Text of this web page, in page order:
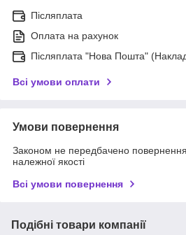
Післяплата
Оплата на рахунок
Післяплата "Нова Пошта"
Всі умови оплати
Умови повернення
Законом не передбачено
належної якості
Всі умови повернення
Подібні товари компанії